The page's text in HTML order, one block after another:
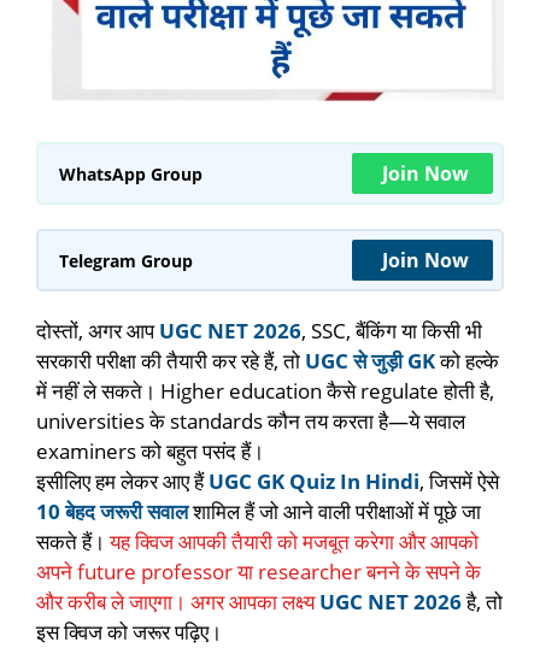
WhatsApp Group Join Now
Telegram Group Join Now
दोस्तों, अगर आपUGC NET 2026, SSC, बैंकिंग या किसी भी
सरकारी परीक्षा की तैयारी कर रहे हैं, तो UGC से जुड़ी GKको हल्के
में नहीं ले सकते। Higher education कैसे regulate होती है,
universities के standards कौन तय करता है—ये सवाल
examiners को बहुत पसंद हैं।
इसीलिए हम लेकर आए हैंUGC GK Quiz In Hindi, जिसमें ऐसे
10 बेहद जरूरी सवालशामिल हैं जो आने वाली परीक्षाओं में पूछे जा
सकते हैं। यह क्विज आपकी तैयारी को मजबूत करेगा और आपको
अपने future professor या researcher बनने के सपने के
और करीब ले जाएगा। अगर आपका लक्ष्य UGC NET 2026है, तो
इस क्विज को जरूर पढ़िए।